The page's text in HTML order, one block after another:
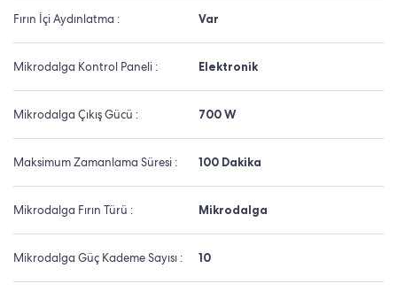
Fırın İçi Aydınlatma : Var
Mikrodalga Kontrol Paneli : Elektronik
Mikrodalga Çıkış Gücü : 700 W
Maksimum Zamanlama Süresi : 100 Dakika
Mikrodalga Fırın Türü : Mikrodalga
Mikrodalga Güç Kademe Sayısı : 10